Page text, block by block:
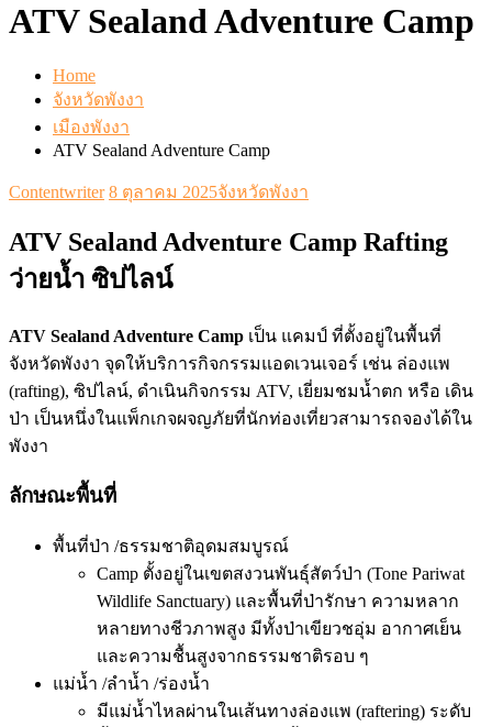
ATV Sealand Adventure Camp
Home
จังหวัดพังงา
เมืองพังงา
ATV Sealand Adventure Camp
Contentwriter 8 ตุลาคม 2025จังหวัดพังงา
ATV Sealand Adventure Camp Rafting
ว่ายน้ำ ซิปไลน์
ATV Sealand Adventure Camp เป็น แคมป์ ที่ตั้งอยู่ในพื้นที่
จังหวัดพังงา จุดให้บริการกิจกรรมแอดเวนเจอร์ เช่น ล่องแพ
(rafting), ซิปไลน์, ดำเนินกิจกรรม ATV, เยี่ยมชมน้ำตก หรือ เดิน
ป่า เป็นหนึ่งในแพ็กเกจผจญภัยที่นักท่องเที่ยวสามารถจองได้ใน
พังงา
ลักษณะพื้นที่
พื้นที่ป่า /ธรรมชาติอุดมสมบูรณ์
Camp ตั้งอยู่ในเขตสงวนพันธุ์สัตว์ป่า (Tone Pariwat
Wildlife Sanctuary) และพื้นที่ป่ารักษา ความหลาก
หลายทางชีวภาพสูง มีทั้งป่าเขียวชอุ่ม อากาศเย็น
และความชื้นสูงจากธรรมชาติรอบ ๆ
แม่น้ำ /ลำน้ำ /ร่องน้ำ
มีแม่น้ำไหลผ่านในเส้นทางล่องแพ (raftering) ระดับ